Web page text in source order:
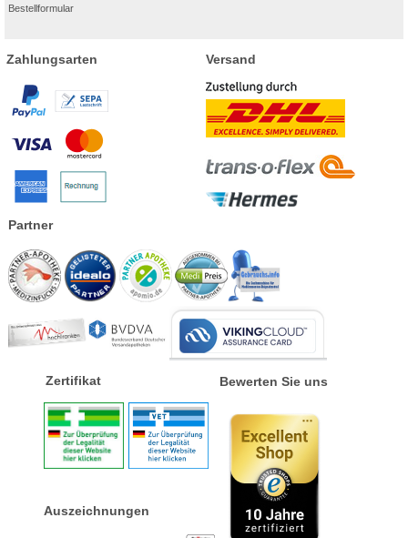
Bestellformular
Zahlungsarten Versand
Partner
Zertifikat
Auszeichnungen
Bewerten Sie uns